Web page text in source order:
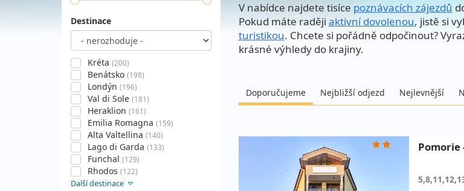
Destinace
Kréta (200)
Benátsko (198)
Londýn (196)
Val di Sole (181)
Heraklion (161)
Emilia Romagna (159)
Alta Valtellina (140)
Lago di Garda (133)
Funchal (129)
Rhodos (122)
Další destinace
V nabídce najdete tisíce poznávacích zájezdů
Pokud máte raději aktivní dovolenou, jistě si
turistikou. Chcete si pořádně odpočinout?
krásné výhledy do krajiny.
Doporučujeme Nejbližší odjezd Nejlevnější
Pomorie